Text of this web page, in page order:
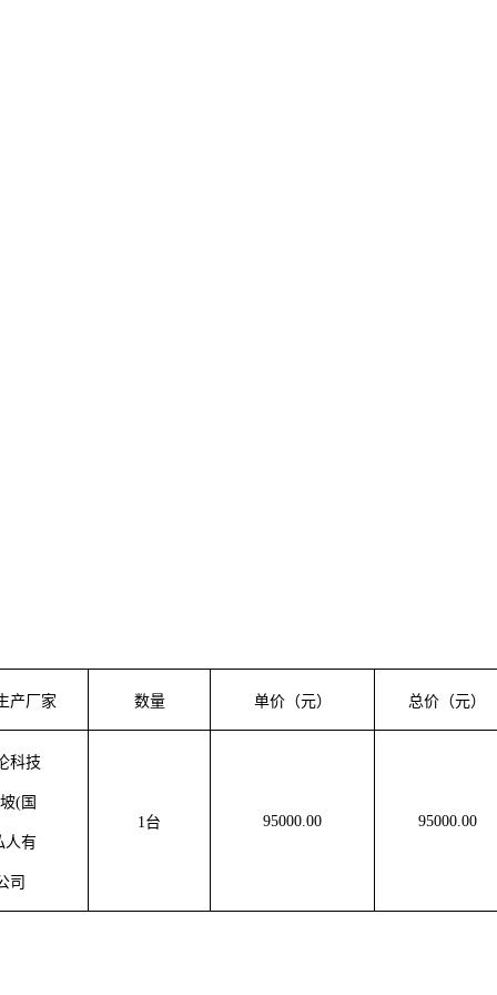
产厂家 数量 单价（元） 总价（元）
科技
(国
人有
司
1台 95000.00 95000.00